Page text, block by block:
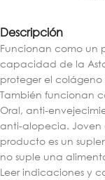
Descripción
Funcionan como un
capacidad de la
proteger el
También funcionan
Oral, anti-
anti-alopecia. Joven
producto es un
no suple una
Leer indicaciones y